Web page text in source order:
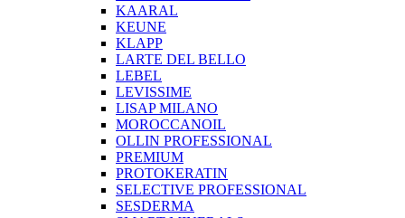
KAARAL
KEUNE
KLAPP
LARTE DEL BELLO
LEBEL
LEVISSIME
LISAP MILANO
MOROCCANOIL
OLLIN PROFESSIONAL
PREMIUM
PROTOKERATIN
SELECTIVE PROFESSIONAL
SESDERMA